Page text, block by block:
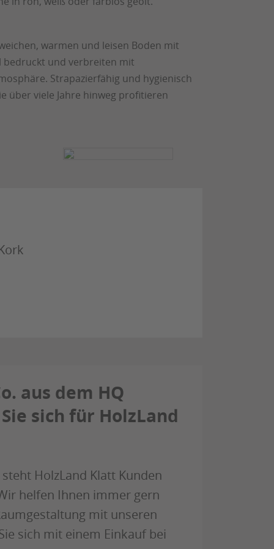
warmen und leisen Boden mit
bedruckt und verbreiten mit
Strapazierfähig und hygienisch
über viele Jahre hinweg profitieren
aus dem HQ
sich für HolzLand
HolzLand Klatt Kunden
helfen Ihnen immer gern
mit unseren
sich mit einem Einkauf bei